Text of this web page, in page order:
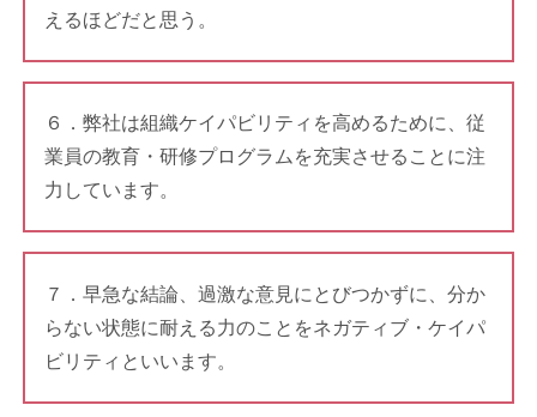
えるほどだと思う。
６．弊社は組織ケイパビリティを高めるために、従
業員の教育・研修プログラムを充実させることに注
力しています。
７．早急な結論、過激な意見にとびつかずに、分か
らない状態に耐える力のことをネガティブ・ケイパ
ビリティといいます。